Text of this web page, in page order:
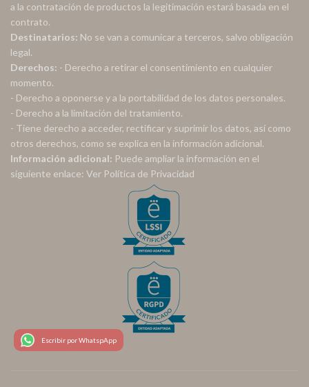
a la contratación de productos la legitimación estará basada en el
contrato.
Destinatarios: No se van a comunicar a terceros, salvo obligación
legal.
Derechos: - Derecho a retirar el consentimiento en cualquier
momento.
- Derecho a oponerse y a la portabilidad de los datos personales.
- Derecho a la limitación del tratamiento.
- Tiene derecho a acceder, rectificar y suprimir los datos, así como
otros derechos, como se explica en la información adicional.
Información adicional: Puede ampliar la información en el
siguiente enlace: Ver Política de Privacidad
Escribir por WhatspApp